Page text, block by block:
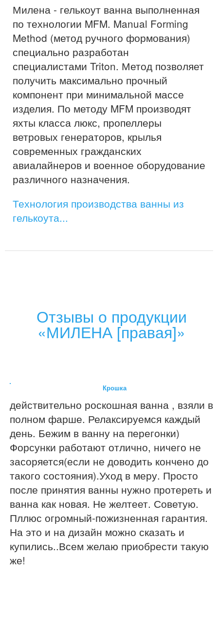
Милена - гелькоут ванна выполненная
по технологии MFM. Manual Forming
Method (метод ручного формования)
специально разработан
специалистами Triton. Метод позволяет
получить максимально прочный
компонент при минимальной массе
изделия. По методу MFM производят
яхты класса люкс, пропеллеры
ветровых генераторов, крылья
современных гражданских
авиалайнеров и военное оборудование
различного назначения.
Технология производства ванны из
гелькоута...
Отзывы о продукции
«МИЛЕНА [правая]»
Крошка
действительно роскошная ванна , взяли в
полном фарше. Релаксируемся каждый
день. Бежим в ванну на перегонки)
Форсунки работают отлично, ничего не
засоряется(если не доводить кончено до
такого состояния).Уход в меру. Просто
после принятия ванны нужно протереть и
ванна как новая. Не желтеет. Советую.
Пллюс огромный-пожизненная гарантия.
На это и на дизайн можно сказать и
купились..Всем желаю приобрести такую
же!